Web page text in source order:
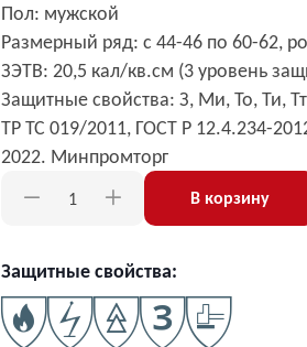
Пол: мужской
Размерный ряд: с 44-46 по 60-62,
ЗЭТВ: 20,5 кал/кв.см (3 уровень
Защитные свойства: З, Ми, То, Ти,
ТР ТС 019/2011, ГОСТ Р 12.4.234-
2022. Минпромторг
В корзину
Защитные свойства: